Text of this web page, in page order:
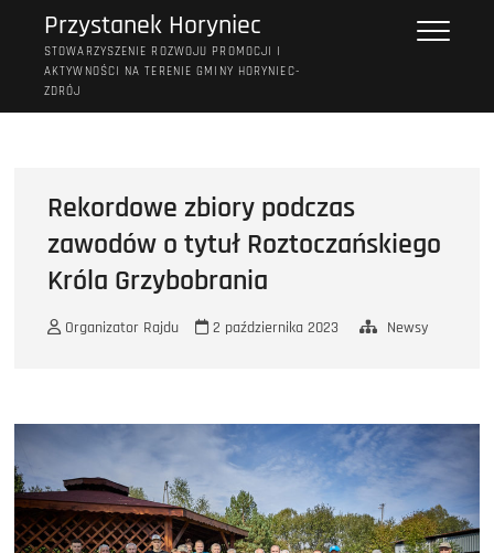
Przystanek Horyniec
STOWARZYSZENIE ROZWOJU PROMOCJI I
AKTYWNOŚCI NA TERENIE GMINY HORYNIEC-
ZDRÓJ
Rekordowe zbiory podczas
zawodów o tytuł Roztoczańskiego
Króla Grzybobrania
Organizator Rajdu 2 października 2023 Newsy